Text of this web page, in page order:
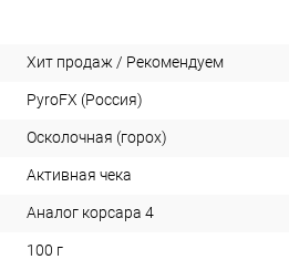
Хит продаж / Рекомендуем
PyroFX (Россия)
Осколочная (горох)
Активная чека
Аналог корсара 4
100 г